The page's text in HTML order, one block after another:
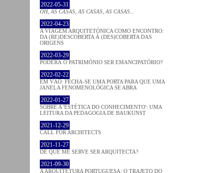
2022-05-31
OH, AS CASAS, AS CASAS, AS CASAS...
2022-04-23
A VIAGEM ARQUITETÓNICA COMO ENCONTRO:
DA (RE)DESCOBERTA À (DES)COBERTA DAS
ORIGENS
2022-03-29
PODERÁ O PATRIMÓNIO SER EMANCIPATÓRIO?
2022-02-22
EM VÃO: FECHA-SE UMA PORTA PARA QUE UMA
JANELA FENOMENOLÓGICA SE ABRA
2022-01-27
SOBRE A 'ESTÉTICA DO CONHECIMENTO': UMA
LEITURA DA PEDAGOGIA DE BAUKUNST
2021-12-29
CALL FOR ARCHITECTS
2021-11-27
DE QUE ME SERVE SER ARQUITECTA?
2021-09-30
A ARQUITETURA PORTUGUESA: O TRAJETO DO